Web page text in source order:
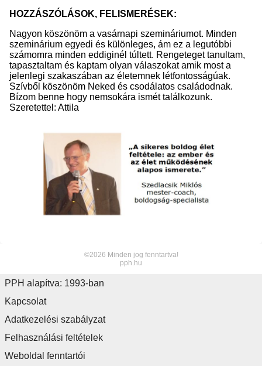
HOZZÁSZÓLÁSOK, FELISMERÉSEK:
Nagyon köszönöm a vasárnapi szemináriumot. Minden
szeminárium egyedi és különleges, ám ez a legutóbbi
számomra minden eddiginél túltett. Rengeteget tanultam,
tapasztaltam és kaptam olyan válaszokat amik most a
jelenlegi szakaszában az életemnek létfontosságúak.
Szívből köszönöm Neked és csodálatos családodnak.
Bízom benne hogy nemsokára ismét találkozunk.
Szeretettel: Attila
©2026 Minden jog fenntartva!
pph.hu
PPH alapítva: 1993-ban
Kapcsolat
Adatkezelési szabályzat
Felhasználási feltételek
Weboldal fenntartói